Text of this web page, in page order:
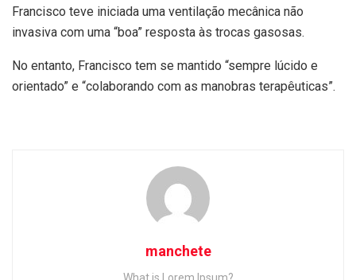
Francisco teve iniciada uma ventilação mecânica não
invasiva com uma “boa” resposta às trocas gasosas.
No entanto, Francisco tem se mantido “sempre lúcido e
orientado” e “colaborando com as manobras terapêuticas”.
manchete